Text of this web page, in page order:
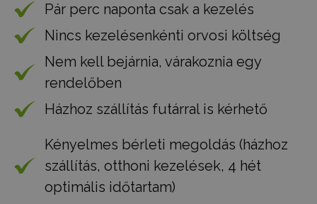
Pár perc naponta csak a kezelés
Nincs kezelésenkénti orvosi költség
Nem kell bejárnia, várakoznia egy
rendelőben
Házhoz szállítás futárral is kérhető
Kényelmes bérleti megoldás (házhoz
szállítás, otthoni kezelések, 4 hét
optimális időtartam)